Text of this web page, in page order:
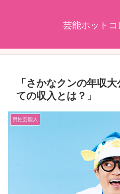
芸能ホットコ
「さかなクンの年収
ての収入とは？」
男性芸能人